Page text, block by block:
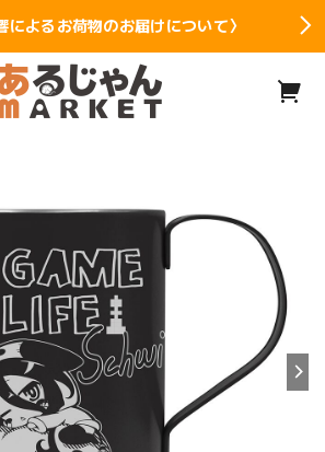
によるお荷物のお届けについて〉